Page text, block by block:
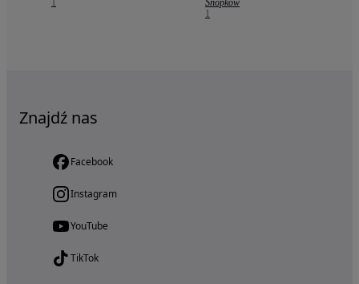
1
Snopków
1
Znajdź nas
Facebook
Instagram
YouTube
TikTok